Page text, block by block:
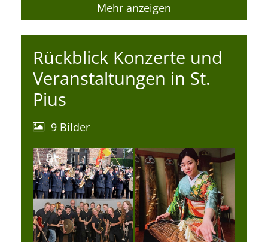
Mehr anzeigen
Rückblick Konzerte und
Veranstaltungen in St.
Pius
9 Bilder